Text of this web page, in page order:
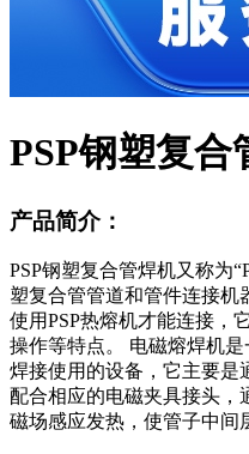
PSP钢塑复合
产品简介：
PSP钢塑复合管焊机又称为
塑复合管管道和管件连接机
使用PSP热熔机才能连接，
操作等特点。 电磁熔焊机
焊接使用的设备，它主要是
配合相应的电磁夹具接头，
磁场感应发热，使管子中间